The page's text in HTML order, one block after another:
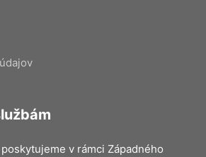
v rámci Západného